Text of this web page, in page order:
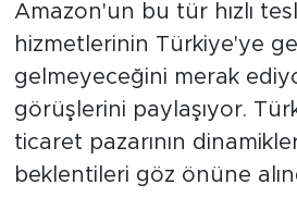
Amazon'un bu tür hızlı
hizmetlerinin Türkiye'ye
gelmeyeceğini merak
görüşlerini paylaşıyor.
ticaret pazarının
beklentileri göz önüne